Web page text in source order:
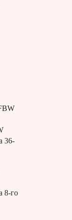
36-
8-го